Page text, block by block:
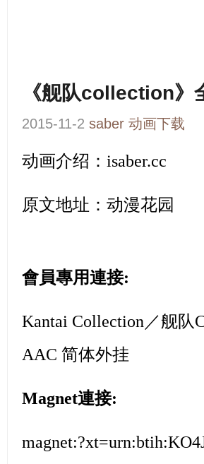
《舰队collection》
2015-11-2 saber 动画下载
动画介绍： isaber.cc
原文地址： 动漫花园
會員專用連接:
Kantai Collection／舰队
AAC 简体外挂
Magnet連接: